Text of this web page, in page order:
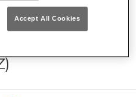
Accept All Cookies